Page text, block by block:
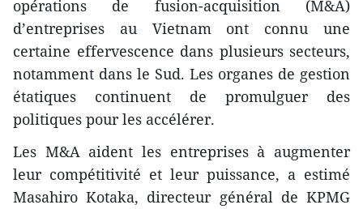
opérations de fusion-acquisition (M&A)
d’entreprises au Vietnam ont connu une
certaine effervescence dans plusieurs secteurs,
notamment dans le Sud. Les organes de gestion
étatiques continuent de promulguer des
politiques pour les accélérer.
Les M&A aident les entreprises à augmenter
leur compétitivité et leur puissance, a estimé
Masahiro Kotaka, directeur général de KPMG